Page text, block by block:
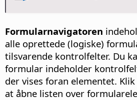
Formularnavigatoren
alle oprettede (logiske)
tilsvarende kontrolfelter. Du
formular indeholder
der vises foran elementet.
at åbne listen over